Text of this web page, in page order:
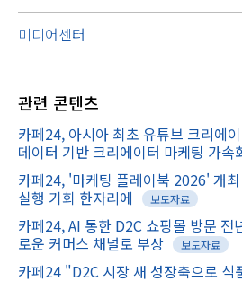
미디어센터
관련 콘텐츠
카페24, 아시아 최초 유튜브 크리에
데이터 기반 크리에이터 마케팅 가속
카페24, '마케팅 플레이북 2026' 개
실행 기회 한자리에
보도자료
카페24, AI 통한 D2C 쇼핑몰 방문
로운 커머스 채널로 부상
보도자료
카페24 "D2C 시장 새 성장축으로